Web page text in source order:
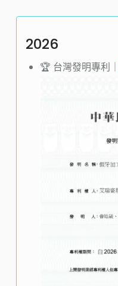
2026
🏆️ 台灣發明專利｜